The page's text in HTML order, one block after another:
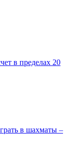
в пределах 20
в шахматы –